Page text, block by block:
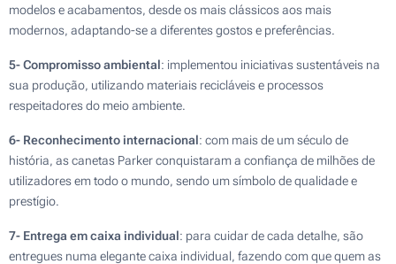
modelos e acabamentos, desde os mais clássicos aos mais
modernos, adaptando-se a diferentes gostos e preferências.
5- Compromisso ambiental: implementou iniciativas sustentáveis na
sua produção, utilizando materiais recicláveis e processos
respeitadores do meio ambiente.
6- Reconhecimento internacional: com mais de um século de
história, as canetas Parker conquistaram a confiança de milhões de
utilizadores em todo o mundo, sendo um símbolo de qualidade e
prestígio.
7- Entrega em caixa individual: para cuidar de cada detalhe, são
entregues numa elegante caixa individual, fazendo com que quem as